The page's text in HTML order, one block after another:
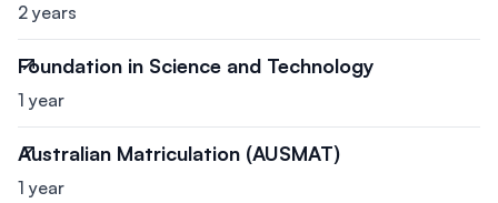
2 years
Foundation in Science and Technology
1 year
Australian Matriculation (AUSMAT)
1 year